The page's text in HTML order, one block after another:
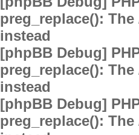
preg_replace():
instead
[phpBB Debug]
preg_replace():
instead
[phpBB Debug]
preg_replace():